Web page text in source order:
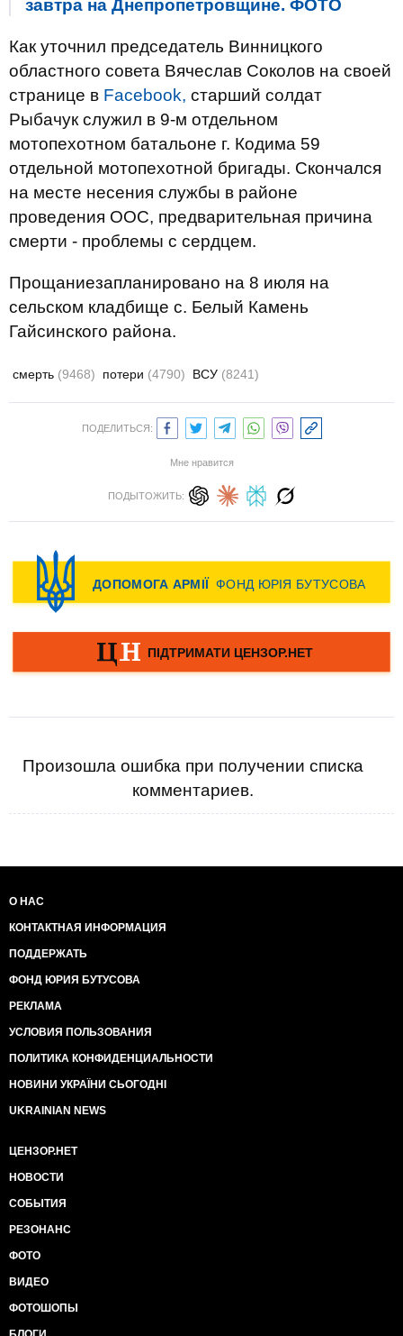
завтра на Днепропетровщине. ФОТО
Как уточнил председатель Винницкого
областного совета Вячеслав Соколов на своей
странице в Facebook, старший солдат
Рыбачук служил в 9-м отдельном
мотопехотном батальоне г. Кодима 59
отдельной мотопехотной бригады. Скончался
на месте несения службы в районе
проведения ООС, предварительная причина
смерти - проблемы с сердцем.
Прощаниезапланировано на 8 июля на
сельском кладбище с. Белый Камень
Гайсинского района.
смерть (9468) потери (4790) ВСУ (8241)
ПОДЕЛИТЬСЯ:
Мне нравится
ПОДЫТОЖИТЬ:
Произошла ошибка при получении списка
комментариев.
О НАС
КОНТАКТНАЯ ИНФОРМАЦИЯ
ПОДДЕРЖАТЬ
ФОНД ЮРИЯ БУТУСОВА
РЕКЛАМА
УСЛОВИЯ ПОЛЬЗОВАНИЯ
ПОЛИТИКА КОНФИДЕНЦИАЛЬНОСТИ
НОВИНИ УКРАЇНИ СЬОГОДНІ
UKRAINIAN NEWS
ЦЕНЗОР.НЕТ
НОВОСТИ
СОБЫТИЯ
РЕЗОНАНС
ФОТО
ВИДЕО
ФОТОШОПЫ